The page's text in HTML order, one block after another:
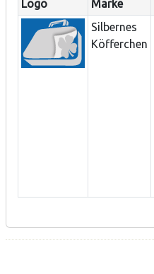
Logo Marke
Silbernes
Köfferchen